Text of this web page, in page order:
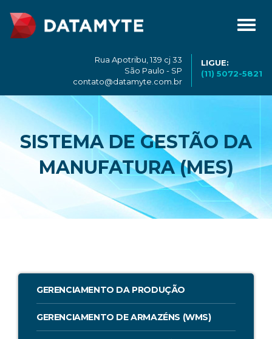
Rua Apotribu, 139 cj 33
São Paulo - SP
contato@datamyte.com.br
LIGUE:
(11) 5072-5821
SISTEMA DE GESTÃO DA
MANUFATURA (MES)
GERENCIAMENTO DA PRODUÇÃO
GERENCIAMENTO DE ARMAZÉNS (WMS)